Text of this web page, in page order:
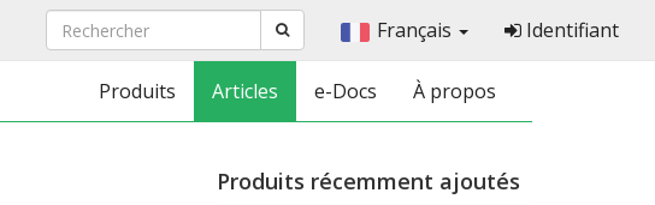
Français Identifiant
Produits Articles e-Docs À propos
Produits récemment ajoutés